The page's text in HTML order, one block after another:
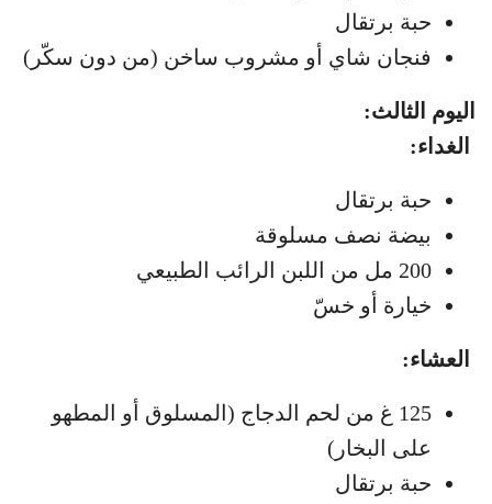
حبة برتقال
فنجان شاي أو مشروب ساخن (من دون سكّر)
اليوم الثالث:
الغداء:
حبة برتقال
بيضة نصف مسلوقة
200 مل من اللبن الرائب الطبيعي
خيارة أو خسّ
العشاء:
125 غ من لحم الدجاج (المسلوق أو المطهو
على البخار)
حبة برتقال